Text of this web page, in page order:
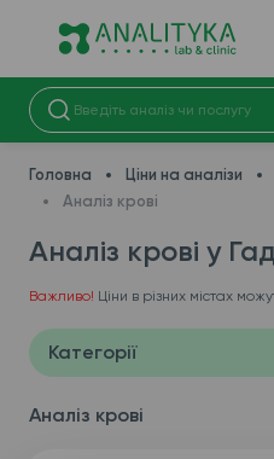
Головна Ціни на аналізи
Аналіз крові
Аналіз крові у
Важливо! Ціни в різних містах
Категорії
Аналіз крові